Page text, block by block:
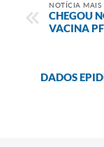
NOTÍCIA MAIS
CHEGOU
VACINA
DADOS